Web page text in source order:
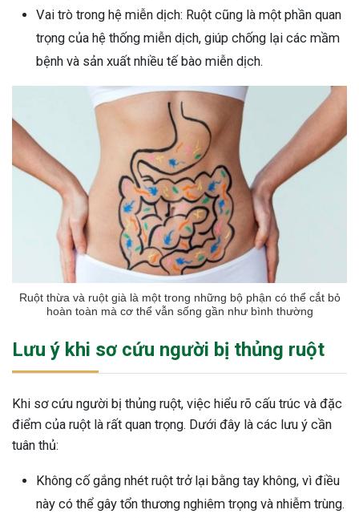
Vai trò trong hệ miễn dịch: Ruột cũng là một phần quan
trọng của hệ thống miễn dịch, giúp chống lại các mầm
bệnh và sản xuất nhiều tế bào miễn dịch.
Ruột thừa và ruột già là một trong những bộ phận có thể cắt bỏ
hoàn toàn mà cơ thể vẫn sống gần như bình thường
Lưu ý khi sơ cứu người bị thủng ruột
Khi sơ cứu người bị thủng ruột, việc hiểu rõ cấu trúc và đặc
điểm của ruột là rất quan trọng. Dưới đây là các lưu ý cần
tuân thủ:
Không cố gắng nhét ruột trở lại bằng tay không, vì điều
này có thể gây tổn thương nghiêm trọng và nhiễm trùng.